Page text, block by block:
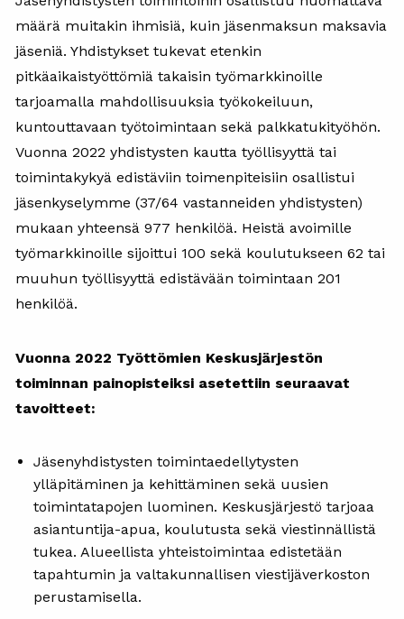
määrä muitakin ihmisiä, kuin jäsenmaksun maksavia
jäseniä. Yhdistykset tukevat etenkin
pitkäaikaistyöttömiä takaisin työmarkkinoille
tarjoamalla mahdollisuuksia työkokeiluun,
kuntouttavaan työtoimintaan sekä palkkatukityöhön.
Vuonna 2022 yhdistysten kautta työllisyyttä tai
toimintakykyä edistäviin toimenpiteisiin osallistui
jäsenkyselymme (37/64 vastanneiden yhdistysten)
mukaan yhteensä 977 henkilöä. Heistä avoimille
työmarkkinoille sijoittui 100 sekä koulutukseen 62 tai
muuhun työllisyyttä edistävään toimintaan 201
henkilöä.
Vuonna 2022 Työttömien Keskusjärjestön
toiminnan painopisteiksi asetettiin seuraavat
tavoitteet:
Jäsenyhdistysten toimintaedellytysten
ylläpitäminen ja kehittäminen sekä uusien
toimintatapojen luominen. Keskusjärjestö tarjoaa
asiantuntija-apua, koulutusta sekä viestinnällistä
tukea. Alueellista yhteistoimintaa edistetään
tapahtumin ja valtakunnallisen viestijäverkoston
perustamisella.